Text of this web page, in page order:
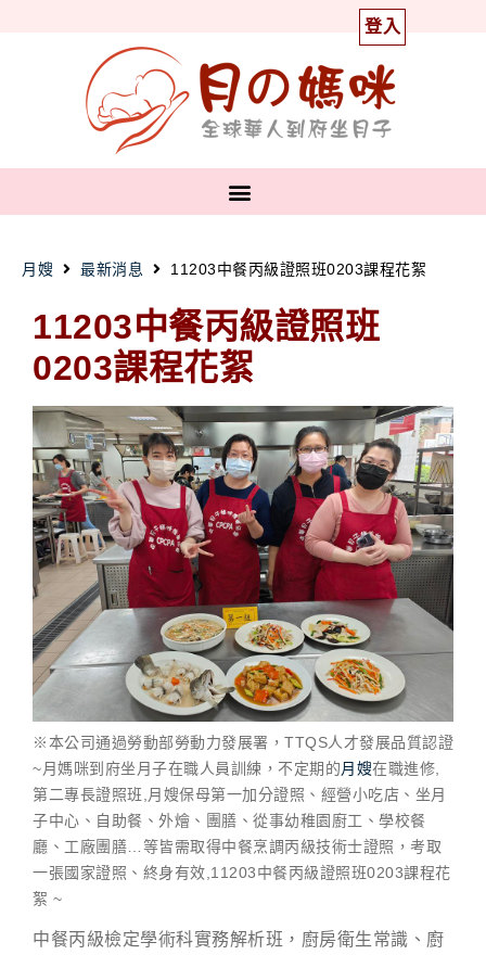
登入
月嫂 最新消息 11203中餐丙級證照班0203課程花絮
11203中餐丙級證照班
0203課程花絮
※本公司通過勞動部勞動力發展署，TTQS人才發展品質認證
~月媽咪到府坐月子在職人員訓練，不定期的月嫂在職進修,
第二專長證照班,月嫂保母第一加分證照、經營小吃店、坐月
子中心、自助餐、外燴、團膳、從事幼稚園廚工、學校餐
廳、工廠團膳…等皆需取得中餐烹調丙級技術士證照，考取
一張國家證照、終身有效,11203中餐丙級證照班0203課程花
絮 ~
中餐丙級檢定學術科實務解析班，廚房衛生常識、廚